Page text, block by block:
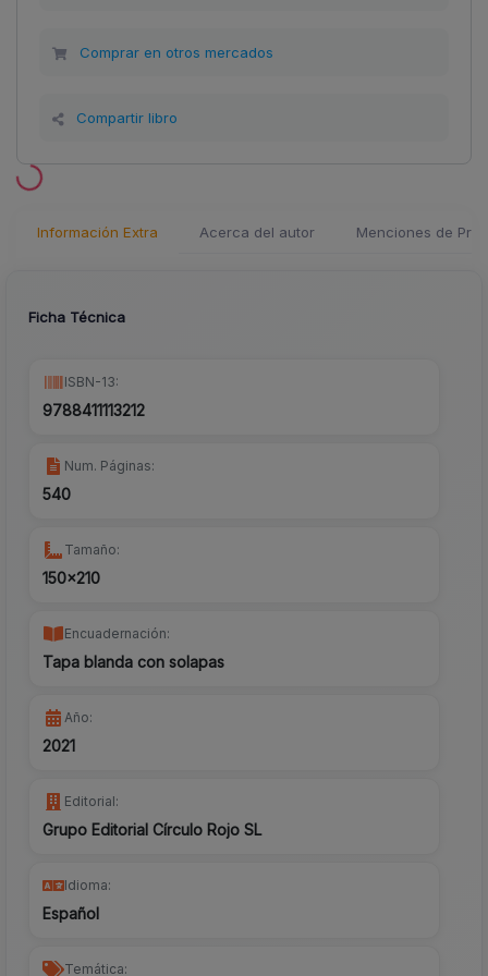
Comprar en otros mercados
Compartir libro
Información Extra Acerca del autor Menciones de
Ficha Técnica
ISBN-13:
9788411113212
Num. Páginas:
540
Tamaño:
150x210
Encuadernación:
Tapa blanda con solapas
Año:
2021
Editorial:
Grupo Editorial Círculo Rojo SL
Idioma:
Español
Temática: